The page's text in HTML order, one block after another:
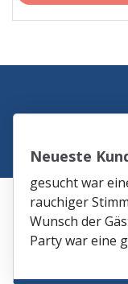
Neueste
gesucht war
rauchiger
Wunsch der
Party war eine